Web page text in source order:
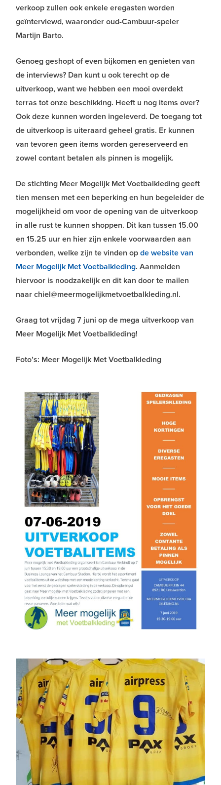
verkoop zullen ook enkele eregasten worden
geïnterviewd, waaronder oud-Cambuur-speler
Martijn Barto.
Genoeg geshopt of even bijkomen en genieten van
de interviews? Dan kunt u ook terecht op de
uitverkoop, want we hebben een mooi overdekt
terras tot onze beschikking. Heeft u nog items over?
Ook deze kunnen worden ingeleverd. De toegang tot
de uitverkoop is uiteraard geheel gratis. Er kunnen
van tevoren geen items worden gereserveerd en
zowel contant betalen als pinnen is mogelijk.
De stichting Meer Mogelijk Met Voetbalkleding geeft
tien mensen met een beperking en hun begeleider de
mogelijkheid om voor de opening van de uitverkoop
in alle rust te kunnen shoppen. Dit kan tussen 15.00
en 15.25 uur en hier zijn enkele voorwaarden aan
verbonden, welke zijn te vinden opde website van
Meer Mogelijk Met Voetbalkleding. Aanmelden
hiervoor is noodzakelijk en dit kan door te mailen
naar chiel@meermogelijkmetvoetbalkleding.nl.
Graag tot vrijdag 7 juni op de mega uitverkoop van
Meer Mogelijk Met Voetbalkleding!
Foto’s: Meer Mogelijk Met Voetbalkleding